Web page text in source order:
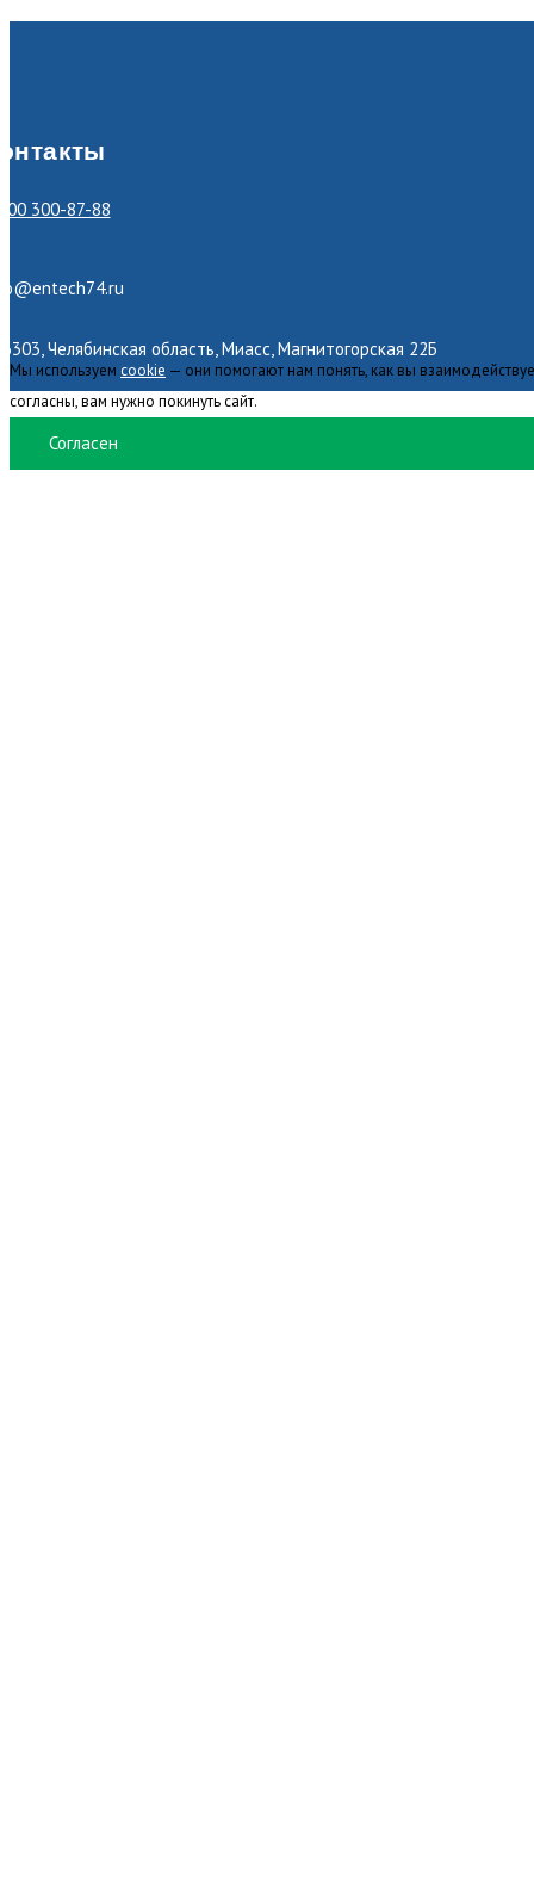
300-87-88
Челябинская область, Миасс, Магнитогорская 22Б
Мы используем cookie — они помогают нам понять, как вы
согласны, вам нужно покинуть сайт.
Согласен